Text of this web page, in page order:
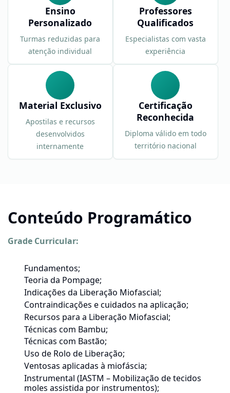
Ensino
Personalizado
Turmas reduzidas para
atenção individual
Professores
Qualificados
Especialistas com vasta
experiência
Material Exclusivo
Apostilas e recursos
desenvolvidos
internamente
Certificação
Reconhecida
Diploma válido em todo
território nacional
Conteúdo Programático
Grade Curricular:
Fundamentos;
Teoria da Pompage;
Indicações da Liberação Miofascial;
Contraindicações e cuidados na aplicação;
Recursos para a Liberação Miofascial;
Técnicas com Bambu;
Técnicas com Bastão;
Uso de Rolo de Liberação;
Ventosas aplicadas à miofáscia;
Instrumental (IASTM – Mobilização de tecidos
moles assistida por instrumentos);